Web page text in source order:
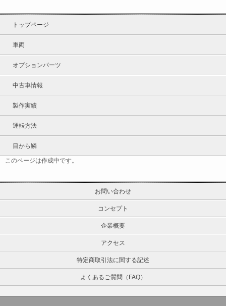
トップページ
車両
オプションパーツ
中古車情報
製作実績
運転方法
目から鱗
このページは作成中です。
お問い合わせ
コンセプト
企業概要
アクセス
特定商取引法に関する記述
よくあるご質問（FAQ）